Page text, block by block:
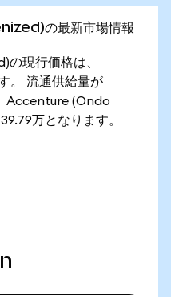
の最新市場情報
現行価格は、
。 流通供給量が
Accenture (Ondo
万となります。